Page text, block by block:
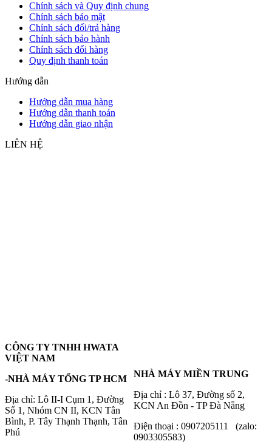
Chính sách và Quy định chung
Chính sách bảo mật
Chính sách đổi/trả hàng
Chính sách bảo hành
Chính sách đổi hàng
Quy định thanh toán
Hướng dẫn
Hướng dẫn mua hàng
Hướng dẫn thanh toán
Hướng dẫn giao nhận
LIÊN HỆ
CÔNG TY TNHH HWATA
VIỆT NAM
-NHÀ MÁY TỔNG TP HCM
Địa chỉ: Lô II-I Cụm 1, Đường
Số 1, Nhóm CN II, KCN Tân
Bình, P. Tây Thạnh Thạnh, Tân
Phú
NHÀ MÁY MIỀN TRUNG
Địa chỉ : Lô 37, Đường số 2,
KCN An Đồn - TP Đà Nẵng
Điện thoại : 0907205111 (zalo:
0903305583)